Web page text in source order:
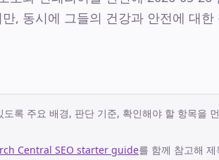
, 동시에 그들의 건강과 안전에 대한
록 주요 배경, 판단 기준, 확인해야 할 항목을
Central SEO starter guide를 함께 참고해